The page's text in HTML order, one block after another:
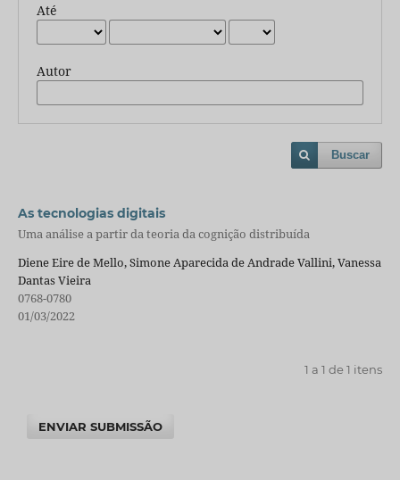
Até
Autor
Buscar
As tecnologias digitais
Uma análise a partir da teoria da cognição distribuída
Diene Eire de Mello, Simone Aparecida de Andrade Vallini, Vanessa
Dantas Vieira
0768-0780
01/03/2022
1 a 1 de 1 itens
ENVIAR SUBMISSÃO